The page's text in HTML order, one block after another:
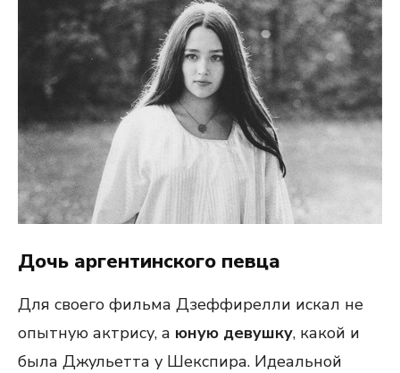
Дочь аргентинского певца
Для своего фильма Дзеффирелли искал не
опытную актрису, а юную девушку, какой и
была Джульетта у Шекспира. Идеальной